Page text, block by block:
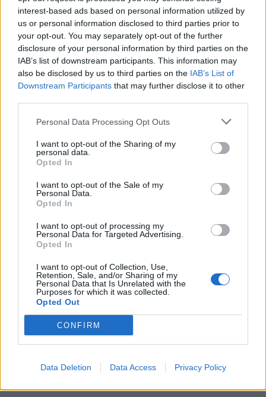
interest-based ads based on personal information utilized by
us or personal information disclosed to third parties prior to
your opt-out. You may separately opt-out of the further
disclosure of your personal information by third parties on the
IAB’s list of downstream participants. This information may
also be disclosed by us to third parties on the IAB’s List of
Downstream Participants that may further disclose it to other
Personal Data Processing Opt Outs
I want to opt-out of the Sharing of my
personal data.
Opted In
I want to opt-out of the Sale of my
Personal Data.
Opted In
I want to opt-out of processing my
Personal Data for Targeted Advertising.
Opted In
I want to opt-out of Collection, Use,
Retention, Sale, and/or Sharing of my
Personal Data that Is Unrelated with the
Purposes for which it was collected.
Opted Out
CONFIRM
Data Deletion Data Access Privacy Policy
ένας ισχυρός, ευέλικτος και αποτελεσματικός
στρατός, με αποτρεπτική ισχύ και με προσωπικό που
διαθέτει ικανότητες και ακμαίο ηθικό, έτοιμο να
ανταποκριθεί με επιτυχία στις σημερινές
προκλήσεις.
Σε αυτή σας την προσπάθεια, να είστε απόλυτα
βέβαιος ότι, η κυβέρνηση και εγώ προσωπικά, όπως
επίσης ο υπουργός Άμυνας, θα βρισκόμαστε στο
πλευρό σας, ως αρωγοί και συμπαραστάτες,
συνδράμοντας με κάθε τρόπο στην προσπάθεια και
το έργο σας. Σας εύχομαι καλή επιτυχία και μια
δημιουργική πορεία στην τιμητική, αλλά και συνάμα
απαιτητική αποστολή που αναλαμβάνετε,
επαναλαμβάνω, σε μια ημικατεχόμενη πατρίδα».